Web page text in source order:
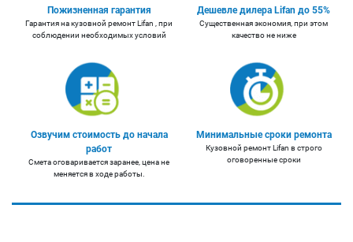
Пожизненная гарантия
Гарантия на кузовной ремонт Lifan , при
соблюдении необходимых условий
Дешевле дилера Lifan до 55%
Существенная экономия, при этом
качество не ниже
Озвучим стоимость до начала
работ
Смета оговаривается заранее, цена не
меняется в ходе работы.
Минимальные сроки ремонта
Кузовной ремонт Lifan в строго
оговоренные сроки